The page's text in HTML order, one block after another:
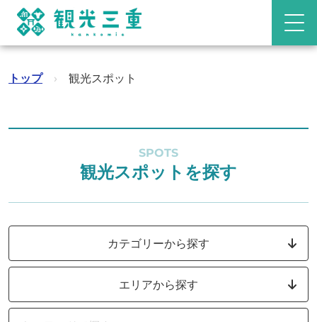
トップ › 観光スポット
SPOTS
観光スポットを探す
カテゴリーから探す
エリアから探す